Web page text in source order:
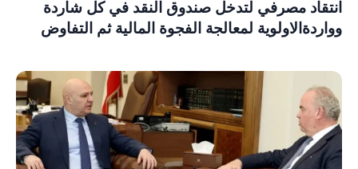
انتقاد مصرفي لتدخل صندوق النقد في كل شاردة
وواردةالاولوية لمعالجة الفجوة المالية ثم التفاوض